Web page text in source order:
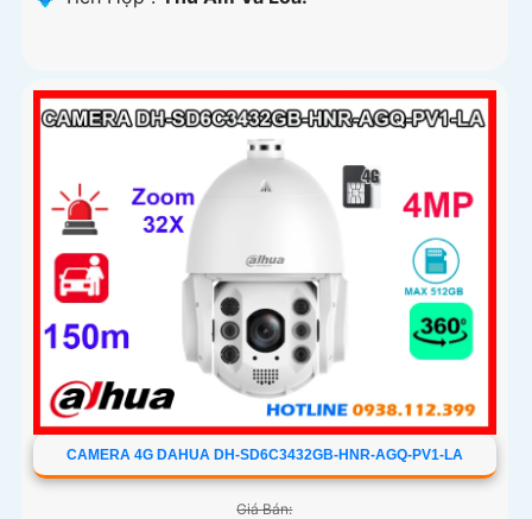
CAMERA 4G DAHUA DH-SD6C3432GB-HNR-AGQ-PV1-LA
Giá Bán: